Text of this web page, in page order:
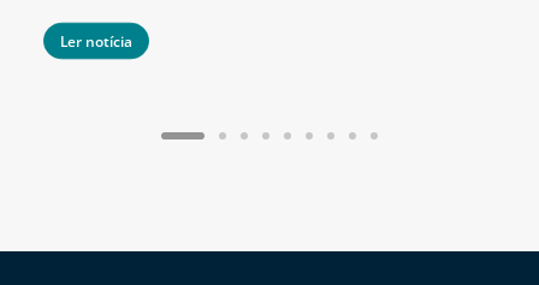
Ler notícia